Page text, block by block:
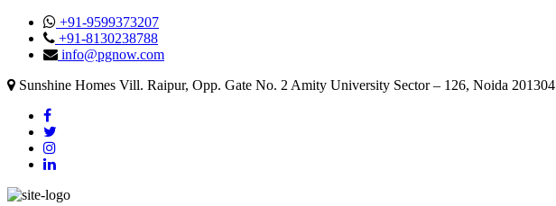
+91-9599373207
+91-8130238788
info@pgnow.com
Sunshine Homes Vill. Raipur, Opp. Gate No. 2 Amity University Sector – 126, Noida 201304